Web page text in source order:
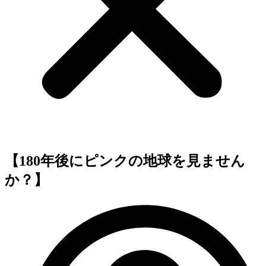
【180年後にピンクの地球を見ません
か？】